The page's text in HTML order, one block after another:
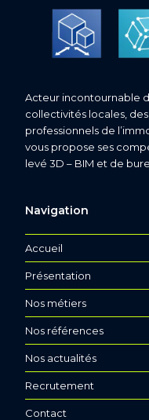
Acteur incontournable
collectivités locales,
professionnels de
vous propose ses
levé 3D – BIM et de
Navigation
Accueil
Présentation
Nos métiers
Nos références
Nos actualités
Recrutement
Contact